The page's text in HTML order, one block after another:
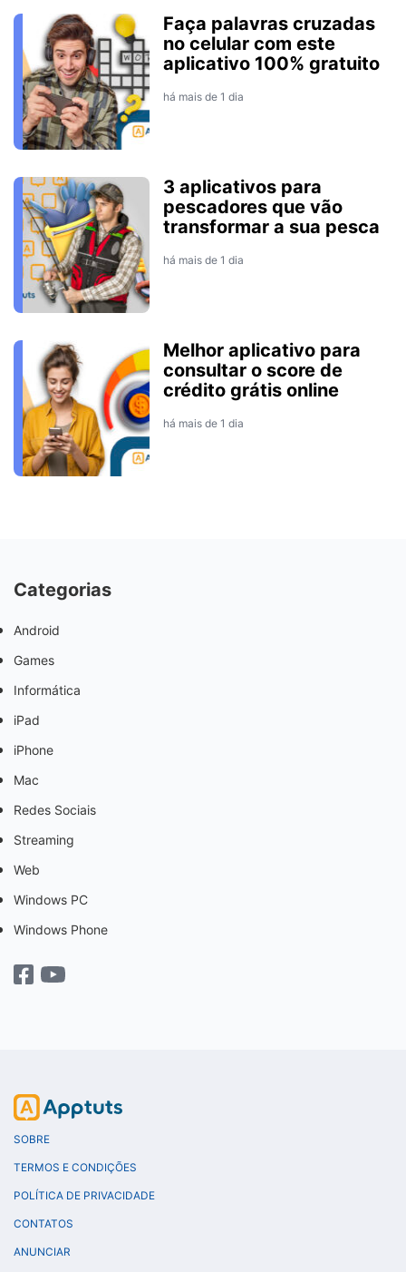
Faça palavras cruzadas
no celular com este
aplicativo 100% gratuito
há mais de 1 dia
3 aplicativos para
pescadores que vão
transformar a sua pesca
há mais de 1 dia
Melhor aplicativo para
consultar o score de
crédito grátis online
há mais de 1 dia
Categorias
Android
Games
Informática
iPad
iPhone
Mac
Redes Sociais
Streaming
Web
Windows PC
Windows Phone
SOBRE
TERMOS E CONDIÇÕES
POLÍTICA DE PRIVACIDADE
CONTATOS
ANUNCIAR